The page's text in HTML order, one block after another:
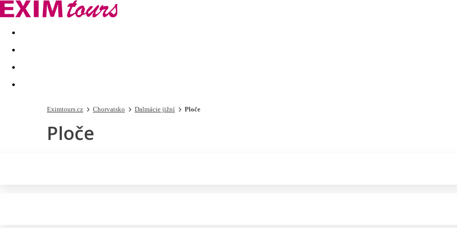
Akční nabídky Last minute
Eximtours.cz Chorvatsko Dalmácie jižní Ploče
Ploče